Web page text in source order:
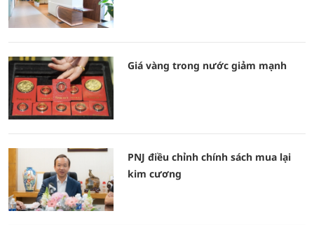
Giá vàng trong nước giảm mạnh
PNJ điều chỉnh chính sách mua lại
kim cương